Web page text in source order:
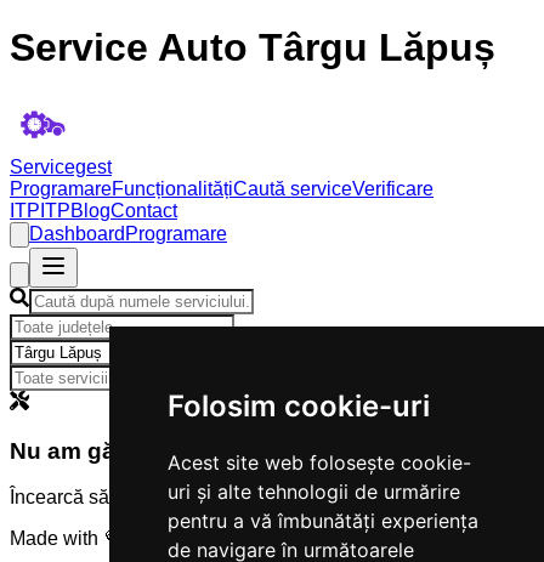
Folosim cookie-uri
Acest site web folosește cookie-
uri și alte tehnologii de urmărire
pentru a vă îmbunătăți experiența
de navigare în următoarele
Service Auto Târgu Lăpuș
Servicegest
ProgramareFuncționalitățiCaută serviceVerificare
ITP ITPBlogContact
Dashboard Programare
Nu am găsit servicii
Încearcă să modifici criteriile de căutare.
Made with 💜 by
Servicegest